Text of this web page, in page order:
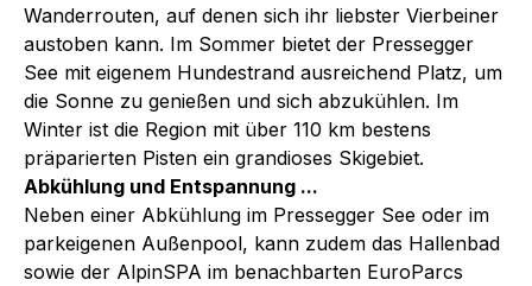
Wanderrouten, auf denen sich ihr liebster Vierbeiner
austoben kann. Im Sommer bietet der Pressegger
See mit eigenem Hundestrand ausreichend Platz, um
die Sonne zu genießen und sich abzukühlen. Im
Winter ist die Region mit über 110 km bestens
präparierten Pisten ein grandioses Skigebiet.
Abkühlung und Entspannung ...
Neben einer Abkühlung im Pressegger See oder im
parkeigenen Außenpool, kann zudem das Hallenbad
sowie der AlpinSPA im benachbarten EuroParcs